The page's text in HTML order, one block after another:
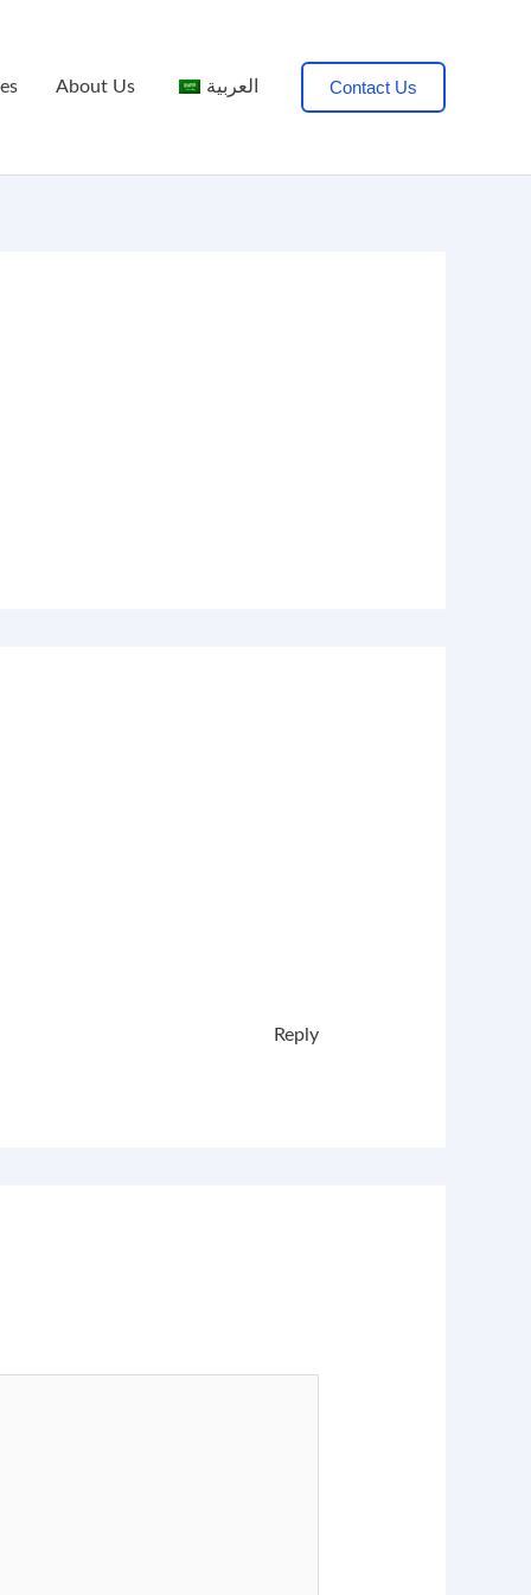
About Us العربية Contact Us
Reply